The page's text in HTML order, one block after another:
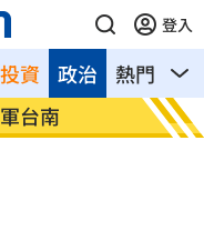
登入
資 熱門 影
政治
平時50倍
汽旅